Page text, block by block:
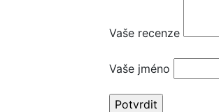
Vaše recenze
Vaše jméno